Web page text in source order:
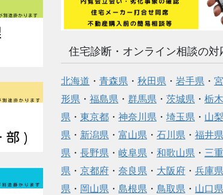
住宅診断・オンライン相談の対
北海道 ・ 青森県 ・ 秋田県 ・ 岩手県 ・
形県 ・ 福島県 ・ 群馬県 ・ 茨城県 ・ 栃
県 ・ 東京都・ 神奈川県 ・ 埼玉県 ・ 山
県 ・ 新潟県 ・ 富山県 ・ 石川県 ・ 福井県
県 ・ 長野県 ・ 岐阜県 ・ 和歌山県 ・ 三
県 ・ 京都府・ 奈良県 ・ 大阪府・ 兵庫県
県 ・ 岡山県 ・ 島根県 ・ 鳥取県 ・ 山口県